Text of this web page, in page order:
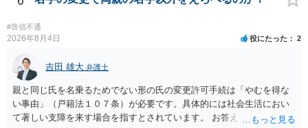
変更許可の場合、あなたは現在の戸籍からもう一方の親への戸籍に入
籍する（戻る）という戸籍変動になるため、成人した子からの変更許
可申立てにおいては、入籍先である親（及びそこに同籍している配偶
者や15歳以上の子）の同意があるかどうかが重視されるケースが多い
です。 (2)については、「やむを得ない事由」が必要とされます。これ
は、名の変更許可よりも厳重な要件であるとされ、本件のような精神
的・心理的な理由ではなかなかハードルが高いところですが、親から
性的虐待を受けていたケースで氏変更を許可した事案がありますの
#音信不通
2026年8月4日 役にたった 2
吉田 雄大 弁護士
親と同じ氏を名乗るためでない形の氏の変更許可手続は「やむを得な
い事由」（戸籍法１０７条）が必要です。具体的には社会生活におい
て著しい支障を来す場合を指すとされています。 お答えとしては、理